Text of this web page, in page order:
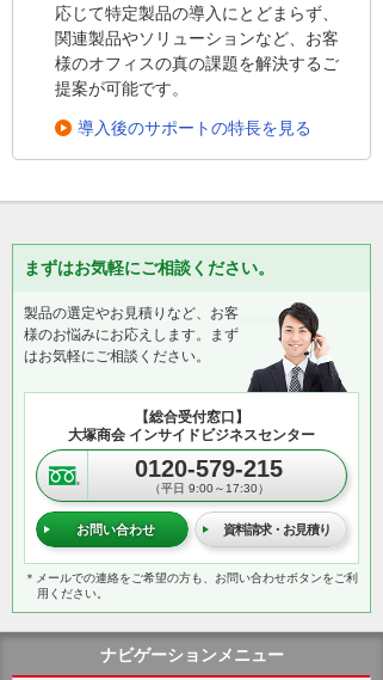
応じて特定製品の導入にとどまらず、
関連製品やソリューションなど、お客
様のオフィスの真の課題を解決するご
提案が可能です。
導入後のサポートの特長を見る
まずはお気軽にご相談ください。
製品の選定やお見積りなど、お客
様のお悩みにお応えします。まず
はお気軽にご相談ください。
【総合受付窓口】
大塚商会 インサイドビジネスセンター
0120-579-215
（平日 9:00～17:30）
お問い合わせ 資料請求・お見積り
＊メールでの連絡をご希望の方も、お問い合わせボタンをご利
用ください。
ナビゲーションメニュー